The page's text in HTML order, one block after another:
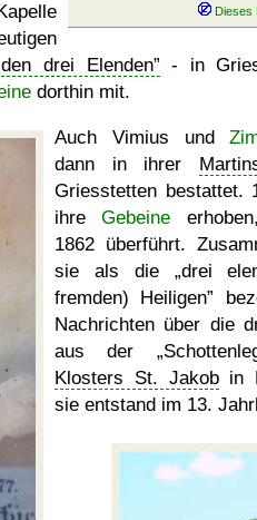
drei Elenden
- in
dorthin mit.
Auch Vimius und
dann in ihrer
Griesstetten bestattet.
ihreGebeine
1862 überführt.
sie als die
drei
fremden) Heiligen
Nachrichten über die
aus der
Klosters St. Jakobin
sie entstand im 13.